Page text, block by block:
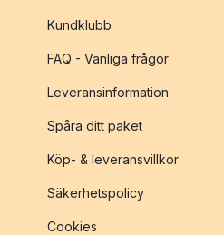
Kundklubb
FAQ - Vanliga frågor
Leveransinformation
Spåra ditt paket
Köp- & leveransvillkor
Säkerhetspolicy
Cookies